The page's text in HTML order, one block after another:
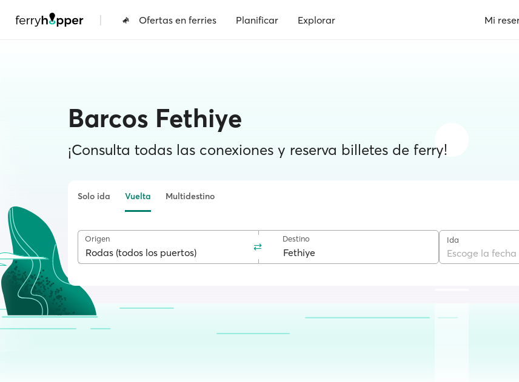
| Ofertas en ferries Planificar Explorar Mi
Barcos Fethiye
¡Consulta todas las conexiones y reserva billetes de ferry!
Solo ida Vuelta Multidestino
Origen Destino Ida
Escoge la fecha